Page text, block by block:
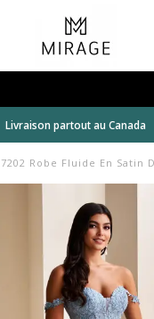
Livraison partout au Canada
Robe Fluide En Satin